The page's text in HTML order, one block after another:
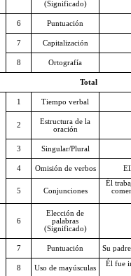
(Significado)
6 Puntuación
7 Capitalización
8 Ortografía
Total
1 Tiempo verbal
2
Estructura de la
oración
3 Singular/Plural
4 Omisión de verbos
5 Conjunciones
Él
6
Elección de
palabras
(Significado)
7 Puntuación Su
8 Uso de mayúsculas
Él fue